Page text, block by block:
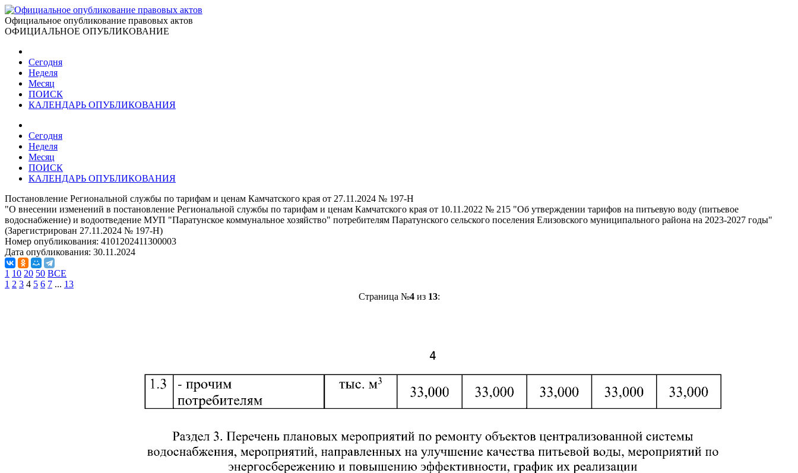
Официальное опубликование правовых актов
ОФИЦИАЛЬНОЕ ОПУБЛИКОВАНИЕ
Сегодня
Неделя
Месяц
ПОИСК
КАЛЕНДАРЬ ОПУБЛИКОВАНИЯ
Сегодня
Неделя
Месяц
ПОИСК
КАЛЕНДАРЬ ОПУБЛИКОВАНИЯ
Постановление Региональной службы по тарифам и ценам Камчатского края от 27.11.2024 № 197-Н
"О внесении изменений в постановление Региональной службы по тарифам и ценам Камчатского края от 10.11.2022 № 215 "Об утверждении тарифов на питьевую воду (питьевое
водоснабжение) и водоотведение МУП "Паратунское коммунальное хозяйство" потребителям Паратунского сельского поселения Елизовского муниципального района на 2023-2027 годы"
(Зарегистрирован 27.11.2024 № 197-Н)
Номер опубликования: 4101202411300003
Дата опубликования: 30.11.2024
1 10 20 50 ВСЕ
1 2 3 4 5 6 7 ... 13
Страница №4из 13: